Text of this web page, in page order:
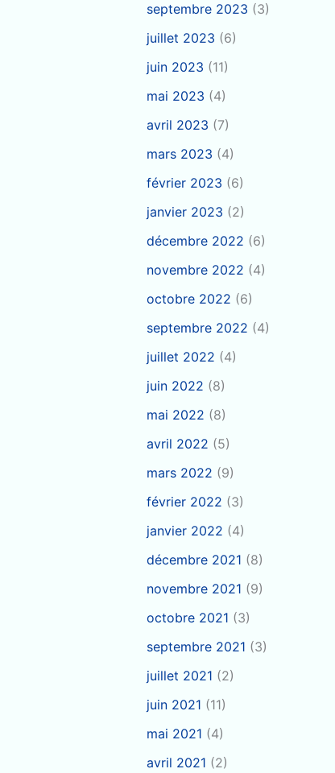
septembre 2023 (3)
juillet 2023 (6)
juin 2023 (11)
mai 2023 (4)
avril 2023 (7)
mars 2023 (4)
février 2023 (6)
janvier 2023 (2)
décembre 2022 (6)
novembre 2022 (4)
octobre 2022 (6)
septembre 2022 (4)
juillet 2022 (4)
juin 2022 (8)
mai 2022 (8)
avril 2022 (5)
mars 2022 (9)
février 2022 (3)
janvier 2022 (4)
décembre 2021 (8)
novembre 2021 (9)
octobre 2021 (3)
septembre 2021 (3)
juillet 2021 (2)
juin 2021 (11)
mai 2021 (4)
avril 2021 (2)